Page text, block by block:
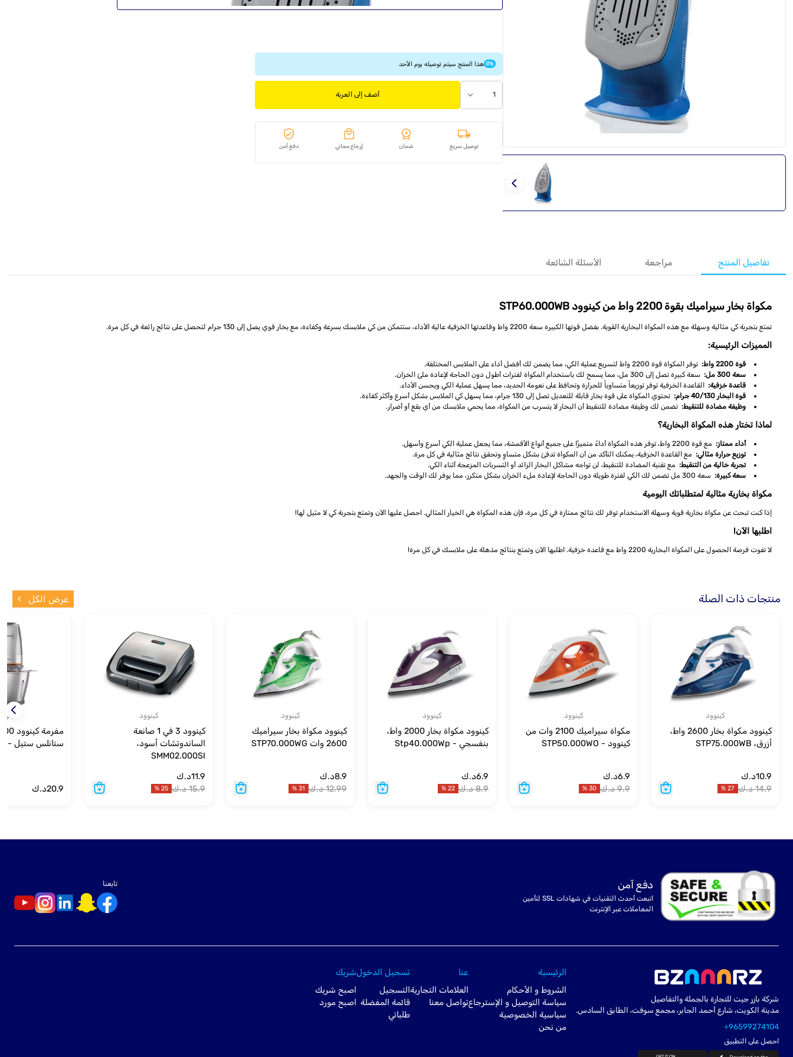
هذا المنتج سيتم توصيله يوم الأحد
1 أضف إلى العربة
توصيل سريع ضمان إرجاع مجاني دفع آمن
تفاصيل المنتج مراجعة الأسئلة الشائعة
مكواة بخار سيراميك بقوة 2200 واط من كينوود STP60.000WB
تمتع بتجربة كي مثالية وسهلة مع هذه المكواة البخارية القوية. بفضل قوتها الكبيرة سعة 2200 واط وقاعدتها الخزفية عالية الأداء، ستتمكن من كي ملابسك بسرعة وكفاءة، مع بخار قوي يصل إلى 130 جرام لتحصل على نتائج رائعة في كل مرة.
المميزات الرئيسية:
قوة 2200 واط:
توفر المكواة قوة 2200 واط لتسريع عملية الكي، مما يضمن لك أفضل أداء على الملابس المختلفة.
سعة 300 مل:
سعة كبيرة تصل إلى 300 مل، مما يسمح لك باستخدام المكواة لفترات أطول دون الحاجة لإعادة ملئ الخزان.
قاعدة خزفية:
القاعدة الخزفية توفر توزيعاً متساوياً للحرارة وتحافظ على نعومة الحديد، مما يسهل عملية الكي ويحسن الأداء.
قوة البخار 40/130 جرام:
تحتوي المكواة على قوة بخار قابلة للتعديل تصل إلى 130 جرام، مما يسهل كي الملابس بشكل أسرع وأكثر كفاءة.
وظيفة مضادة للتنقيط: تضمن لك وظيفة مضادة للتنقيط أن البخار لا يتسرب من المكواة، مما يحمي ملابسك من أي بقع أو أضرار.
لماذا تختار هذه المكواة البخارية؟
أداء ممتاز: مع قوة 2200 واط، توفر هذه المكواة أداءً متميزًا على جميع أنواع الأقمشة، مما يجعل عملية الكي أسرع وأسهل.
توزيع حرارة مثالي: مع القاعدة الخزفية، يمكنك التأكد من أن المكواة تدفئ بشكل متساوٍ وتحقق نتائج مثالية في كل مرة.
تجربة خالية من التنقيط: مع تقنية المضادة للتنقيط، لن تواجه مشاكل البخار الزائد أو التسربات المزعجة أثناء الكي.
سعة كبيرة: سعة 300 مل تضمن لك الكي لفترة طويلة دون الحاجة لإعادة ملء الخزان بشكل متكرر، مما يوفر لك الوقت والجهد.
مكواة بخارية مثالية لمتطلباتك اليومية
إذا كنت تبحث عن مكواة بخارية قوية وسهلة الاستخدام توفر لك نتائج ممتازة في كل مرة، فإن هذه المكواة هي الخيار المثالي. احصل عليها الآن وتمتع بتجربة كي لا مثيل لها!
اطلبها الآن!
لا تفوت فرصة الحصول على المكواة البخارية 2200 واط مع قاعدة خزفية. اطلبها الآن وتمتع بنتائج مذهلة على ملابسك في كل مرة!
منتجات ذات الصلة عرض الكل
كينوود
كينوود مكواة بخار 2600 واط،
أزرق، STP75.000WB
10.9د.ك
14.9 د.ك 27
%
كينوود
مكواة سيراميك 2100 وات من
كينوود - STP50.000WO
6.9د.ك
9.9 د.ك 30
%
كينوود
كينوود مكواة بخار 2000 واط،
بنفسجي - Stp40.000Wp
6.9د.ك
8.9 د.ك 22
%
كينوود
كينوود مكواة بخار سيراميك
2600 وات STP70.000WG
8.9د.ك
12.99 د.ك 31
%
كينوود
كينوود 3 في 1 صانعة
الساندوتشات أسود،
SMM02.000SI
11.9د.ك
15.9 د.ك 25
%
ستانلس ستيل - CHP62.700SI
20.9د.ك
دفع آمن
اتبعت أحدث التقنيات في شهادات SSL لتأمين
المعاملات عبر الإنترنت
تابعنا
شركة بازر جيت للتجارة بالجملة والتفاصيل
مدينة الكويت، شارع أحمد الجابر، مجمع سوفت، الطابق السادس.
+96599274104
احصل على التطبيق
الرئيسية
الشروط و الأحكام
سياسة التوصيل و الإسترجاع
سياسية الخصوصية
من نحن
عنا
العلامات التجارية
تواصل معنا
تسجيل الدخول
التسجيل
قائمة المفضلة
طلباتي
شريك
اصبح شريك
اصبح مورد